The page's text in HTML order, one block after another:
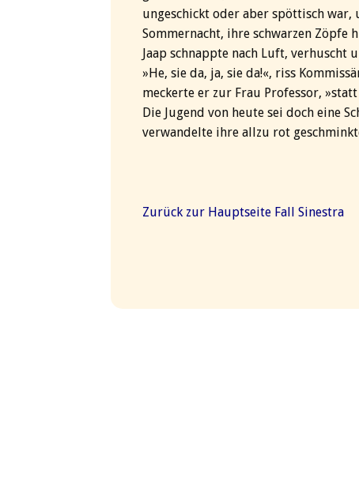
ungeschickt oder aber spöttisch war,
Sommernacht, ihre schwarzen Zöpfe
Jaap schnappte nach Luft, verhuscht
»He, sie da, ja, sie da!«, riss
meckerte er zur Frau Professor,
Die Jugend von heute sei doch eine
verwandelte ihre allzu rot
Zurück zur Hauptseite Fall Sinestra